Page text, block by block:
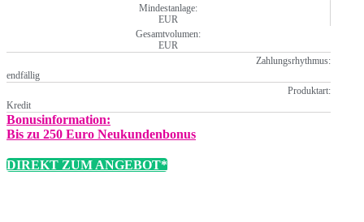
Mindestanlage:
EUR
Gesamtvolumen:
EUR
Zahlungsrhythmus:
endfällig
Produktart:
Kredit
Bonusinformation:
Bis zu 250 Euro Neukundenbonus
DIREKT ZUM ANGEBOT*